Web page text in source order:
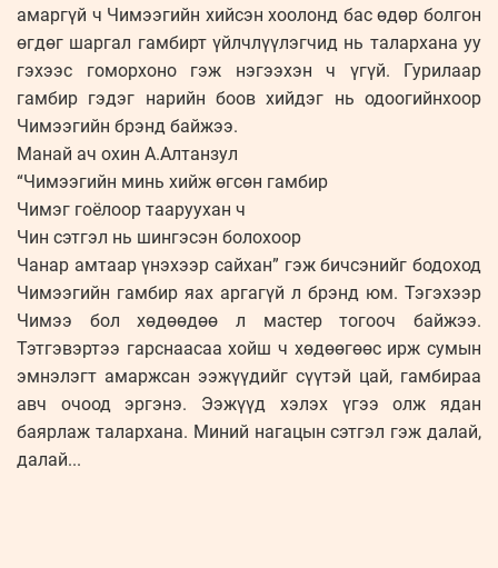
амаргүй ч Чимээгийн хийсэн хоолонд бас өдөр болгон
өгдөг шаргал гамбирт үйлчлүүлэгчид нь талархана уу
гэхээс гоморхоно гэж нэгээхэн ч үгүй. Гурилаар
гамбир гэдэг нарийн боов хийдэг нь одоогийнхоор
Чимээгийн брэнд байжээ.
Манай ач охин А.Алтанзул
“Чимээгийн минь хийж өгсөн гамбир
Чимэг гоёлоор тааруухан ч
Чин сэтгэл нь шингэсэн болохоор
Чанар амтаар үнэхээр сайхан” гэж бичсэнийг бодоход
Чимээгийн гамбир яах аргагүй л брэнд юм. Тэгэхээр
Чимээ бол хөдөөдөө л мастер тогооч байжээ.
Тэтгэвэртээ гарснаасаа хойш ч хөдөөгөөс ирж сумын
эмнэлэгт амаржсан ээжүүдийг сүүтэй цай, гамбираа
авч очоод эргэнэ. Ээжүүд хэлэх үгээ олж ядан
баярлаж талархана. Миний нагацын сэтгэл гэж далай,
далай...